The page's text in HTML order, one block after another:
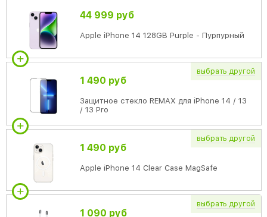
44 999 руб
Apple iPhone 14 128GB Purple - Пурпурный
выбрать другой
1 490 руб
Защитное стекло REMAX для iPhone 14 / 13
/ 13 Pro
выбрать другой
1 490 руб
Apple iPhone 14 Clear Case MagSafe
выбрать другой
1 090 руб